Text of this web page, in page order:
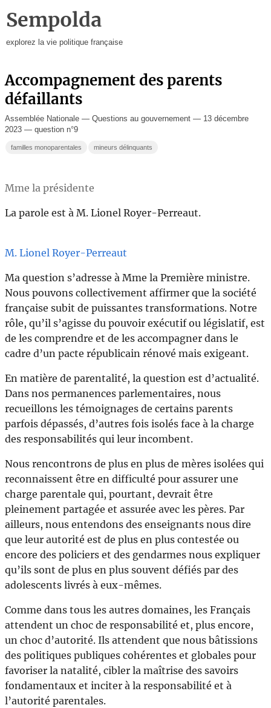
Sempolda
explorez la vie politique française
Accompagnement des parents
défaillants
Assemblée Nationale — Questions au gouvernement — 13 décembre
2023 — question n°9
familles monoparentales mineurs délinquants
Mme la présidente
La parole est à M. Lionel Royer-Perreaut.
M. Lionel Royer-Perreaut
Ma question s’adresse à Mme la Première ministre.
Nous pouvons collectivement affirmer que la société
française subit de puissantes transformations. Notre
rôle, qu’il s’agisse du pouvoir exécutif ou législatif, est
de les comprendre et de les accompagner dans le
cadre d’un pacte républicain rénové mais exigeant.
En matière de parentalité, la question est d’actualité.
Dans nos permanences parlementaires, nous
recueillons les témoignages de certains parents
parfois dépassés, d’autres fois isolés face à la charge
des responsabilités qui leur incombent.
Nous rencontrons de plus en plus de mères isolées qui
reconnaissent être en difficulté pour assurer une
charge parentale qui, pourtant, devrait être
pleinement partagée et assurée avec les pères. Par
ailleurs, nous entendons des enseignants nous dire
que leur autorité est de plus en plus contestée ou
encore des policiers et des gendarmes nous expliquer
qu’ils sont de plus en plus souvent défiés par des
adolescents livrés à eux-mêmes.
Comme dans tous les autres domaines, les Français
attendent un choc de responsabilité et, plus encore,
un choc d’autorité. Ils attendent que nous bâtissions
des politiques publiques cohérentes et globales pour
favoriser la natalité, cibler la maîtrise des savoirs
fondamentaux et inciter à la responsabilité et à
l’autorité parentales.